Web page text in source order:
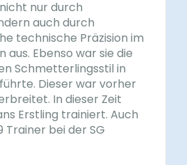
nur durch
auch durch
technische Präzision im
aus. Ebenso war sie die
Schmetterlingsstil in
Dieser war vorher
In dieser Zeit
Erstling trainiert. Auch
Trainer bei der SG